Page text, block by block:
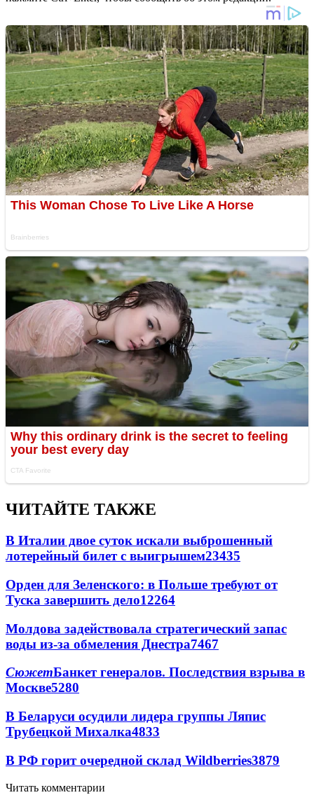
ЧИТАЙТЕ ТАКЖЕ
В Италии двое суток искали выброшенный
лотерейный билет с выигрышем23435
Орден для Зеленского: в Польше требуют от
Туска завершить дело12264
Молдова задействовала стратегический запас
воды из-за обмеления Днестра7467
СюжетБанкет генералов. Последствия взрыва в
Москве5280
В Беларуси осудили лидера группы Ляпис
Трубецкой Михалка4833
В РФ горит очередной склад Wildberries3879
Читать комментарии